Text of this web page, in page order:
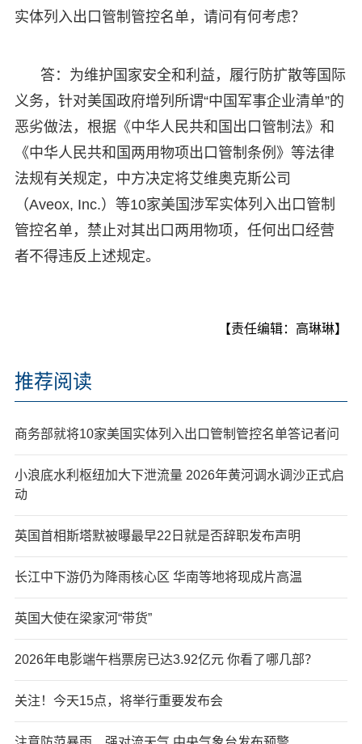
实体列入出口管制管控名单，请问有何考虑？
答：为维护国家安全和利益，履行防扩散等国际
义务，针对美国政府增列所谓“中国军事企业清单”的
恶劣做法，根据《中华人民共和国出口管制法》和
《中华人民共和国两用物项出口管制条例》等法律
法规有关规定，中方决定将艾维奥克斯公司
（Aveox, Inc.）等10家美国涉军实体列入出口管制
管控名单，禁止对其出口两用物项，任何出口经营
者不得违反上述规定。
【责任编辑：高琳琳】
推荐阅读
商务部就将10家美国实体列入出口管制管控名单答记者问
小浪底水利枢纽加大下泄流量 2026年黄河调水调沙正式启
动
英国首相斯塔默被曝最早22日就是否辞职发布声明
长江中下游仍为降雨核心区 华南等地将现成片高温
英国大使在梁家河“带货”
2026年电影端午档票房已达3.92亿元 你看了哪几部？
关注！今天15点，将举行重要发布会